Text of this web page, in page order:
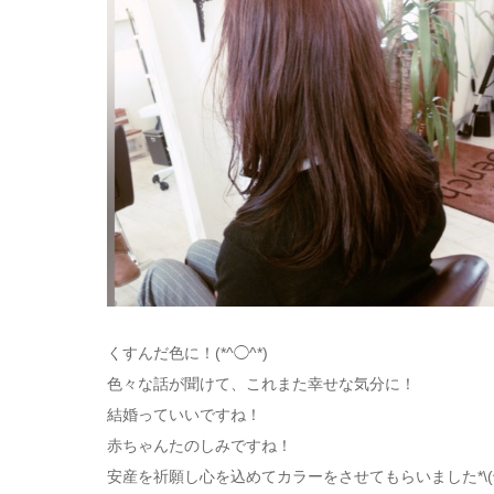
くすんだ色に！(*^◯^*)
色々な話が聞けて、これまた幸せな気分に！
結婚っていいですね！
赤ちゃんたのしみですね！
安産を祈願し心を込めてカラーをさせてもらいました